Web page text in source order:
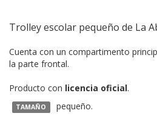
Trolley escolar pequeño de La
Cuenta con un compartimento
la parte frontal.
Producto con licencia oficial.
TAMAÑO pequeño.